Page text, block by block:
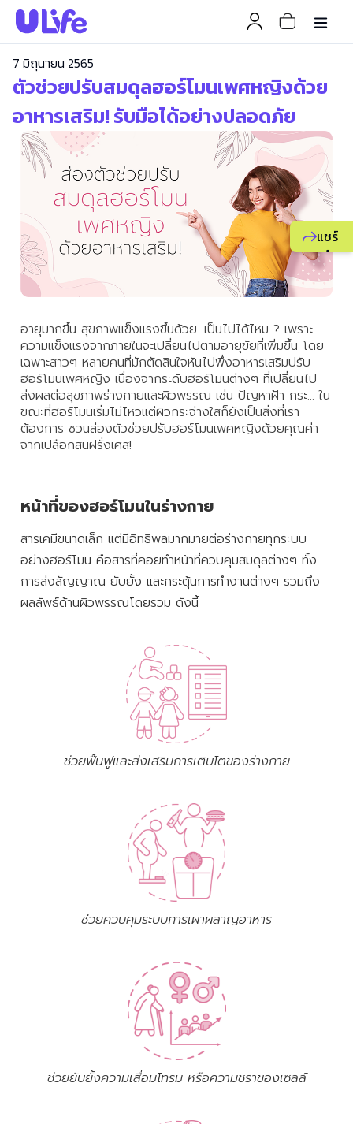
แชร์
แนะนำ
ธุรกิจ
ยูไลฟ์
เพื่อน
เพื่อ
เปิด
โอกาส
รายได้
พลัส
7 มิถุนายน 2565
ตัวช่วยปรับสมดุลฮอร์โมนเพศหญิงด้วย
อาหารเสริม! รับมือได้อย่างปลอดภัย
อายุมากขึ้น สุขภาพแข็งแรงขึ้นด้วย...เป็นไปได้ไหม ? เพราะ
ความแข็งแรงจากภายในจะเปลี่ยนไปตามอายุขัยที่เพิ่มขึ้น โดย
เฉพาะสาวๆ หลายคนที่มักตัดสินใจหันไปพึ่งอาหารเสริมปรับ
ฮอร์โมนเพศหญิง เนื่องจากระดับฮอร์โมนต่างๆ ที่เปลี่ยนไป
ส่งผลต่อสุขภาพร่างกายและผิวพรรณ เช่น ปัญหาฝ้า กระ… ใน
ขณะที่ฮอร์โมนเริ่มไม่ไหวแต่ผิวกระจ่างใสก็ยังเป็นสิ่งที่เรา
ต้องการ ชวนส่องตัวช่วยปรับฮอร์โมนเพศหญิงด้วยคุณค่า
จากเปลือกสนฝรั่งเศส!
หน้าที่ของฮอร์โมนในร่างกาย
สารเคมีขนาดเล็ก แต่มีอิทธิพลมากมายต่อร่างกายทุกระบบ
อย่างฮอร์โมน คือสารที่คอยทำหน้าที่ควบคุมสมดุลต่างๆ ทั้ง
การส่งสัญญาณ ยับยั้ง และกระตุ้นการทำงานต่างๆ รวมถึง
ผลลัพธ์ด้านผิวพรรณโดยรวม ดังนี้
ช่วยฟื้นฟูและส่งเสริมการเติบโตของร่างกาย
ช่วยควบคุมระบบการเผาผลาญอาหาร
ช่วยยับยั้งความเสื่อมโทรม หรือความชราของเซลล์